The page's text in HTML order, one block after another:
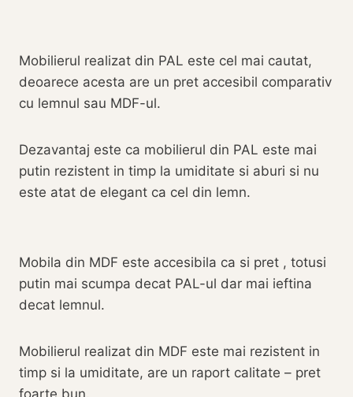
Mobilierul realizat din PAL este cel mai cautat,
deoarece acesta are un pret accesibil comparativ
cu lemnul sau MDF-ul.
Dezavantaj este ca mobilierul din PAL este mai
putin rezistent in timp la umiditate si aburi si nu
este atat de elegant ca cel din lemn.
Mobila din MDF este accesibila ca si pret , totusi
putin mai scumpa decat PAL-ul dar mai ieftina
decat lemnul.
Mobilierul realizat din MDF este mai rezistent in
timp si la umiditate, are un raport calitate – pret